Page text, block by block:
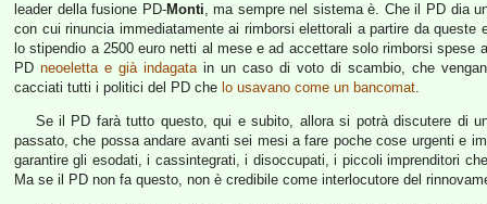
leader della fusione PD-Monti, ma sempre nel sistema è. Che il PD dia
con cui rinuncia immediatamente ai rimborsi elettorali a partire da
lo stipendio a 2500 euro netti al mese e ad accettare solo rimborsi
PD neoeletta e già indagatain un caso di voto di scambio, che
cacciati tutti i politici del PD che lo usavano come un bancomat.
Se il PD farà tutto questo, qui e subito, allora si potrà discutere di
passato, che possa andare avanti sei mesi a fare poche cose urgenti e
garantire gli esodati, i cassintegrati, i disoccupati, i piccoli imprenditori
Ma se il PD non fa questo, non è credibile come interlocutore del